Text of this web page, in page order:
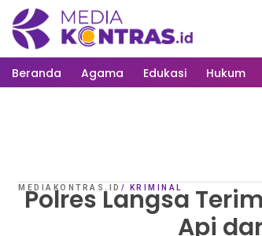
Beranda Agama Edukasi Hukum
MEDIAKONTRAS.ID / KRIMINAL
Polres Langsa
Api